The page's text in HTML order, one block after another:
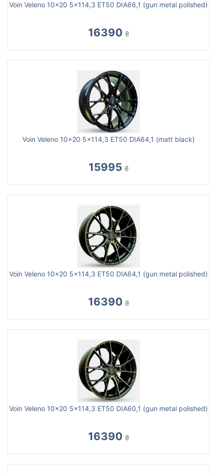
Voin Veleno 10x20 5x114,3 ET50 DIA66,1 (gun metal polished)
16390 ₴
Voin Veleno 10x20 5x114,3 ET50 DIA64,1 (matt black)
15995 ₴
Voin Veleno 10x20 5x114,3 ET50 DIA64,1 (gun metal polished)
16390 ₴
Voin Veleno 10x20 5x114,3 ET50 DIA60,1 (gun metal polished)
16390 ₴